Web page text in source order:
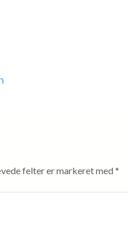
felter er markeret med *